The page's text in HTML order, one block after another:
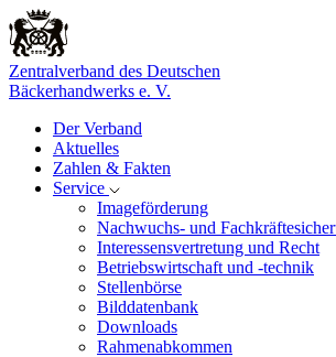
Zentralverband des Deutschen
Bäckerhandwerks e. V.
Der Verband
Aktuelles
Zahlen & Fakten
Service
Imageförderung
Nachwuchs- und
Interessensvertretung und Recht
Betriebswirtschaft und -technik
Stellenbörse
Bilddatenbank
Downloads
Rahmenabkommen